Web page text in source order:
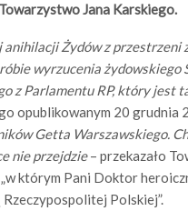
Jana Karskiego.
Żydów z przestrzeni
wyrzucenia żydowskiego
z Parlamentu RP, który jest
opublikowanym 20 grudnia
Getta Warszawskiego.
nie przejdzie– przekazało
którym Pani Doktor
Polskiej”.